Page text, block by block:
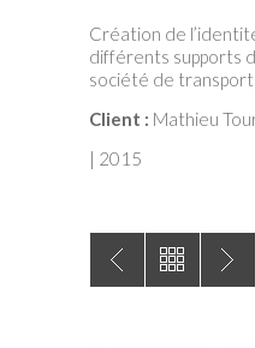
Création de
différents supports
société de transport
Client : Mathieu
| 2015